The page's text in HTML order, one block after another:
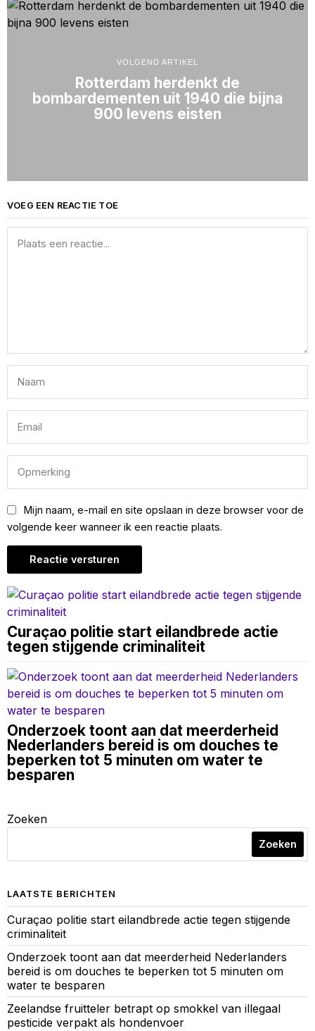
VOLGEND ARTIKEL
Rotterdam herdenkt de
bombardementen uit 1940 die bijna
900 levens eisten
VOEG EEN REACTIE TOE
Mijn naam, e-mail en site opslaan in deze browser voor de
volgende keer wanneer ik een reactie plaats.
Curaçao politie start eilandbrede actie
tegen stijgende criminaliteit
Onderzoek toont aan dat meerderheid
Nederlanders bereid is om douches te
beperken tot 5 minuten om water te
besparen
Zoeken
Zoeken
LAATSTE BERICHTEN
Curaçao politie start eilandbrede actie tegen stijgende
criminaliteit
Onderzoek toont aan dat meerderheid Nederlanders
bereid is om douches te beperken tot 5 minuten om
water te besparen
Zeelandse fruitteler betrapt op smokkel van illegaal
pesticide verpakt als hondenvoer